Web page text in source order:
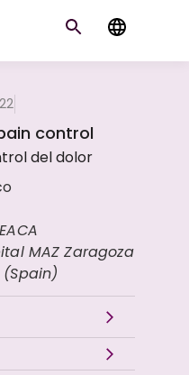
control
del dolor
MAZ Zaragoza